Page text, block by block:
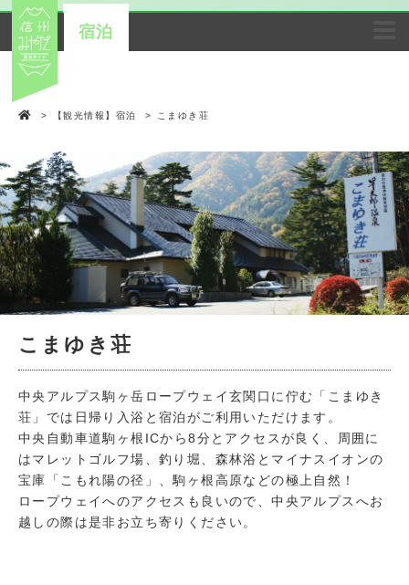
宿泊
> 【観光情報】宿泊 > こまゆき荘
こまゆき荘
中央アルプス駒ヶ岳ロープウェイ玄関口に佇む「こまゆき
荘」では日帰り入浴と宿泊がご利用いただけます。
中央自動車道駒ヶ根ICから8分とアクセスが良く、周囲に
はマレットゴルフ場、釣り堀、森林浴とマイナスイオンの
宝庫「こもれ陽の径」、駒ヶ根高原などの極上自然！
ロープウェイへのアクセスも良いので、中央アルプスへお
越しの際は是非お立ち寄りください。